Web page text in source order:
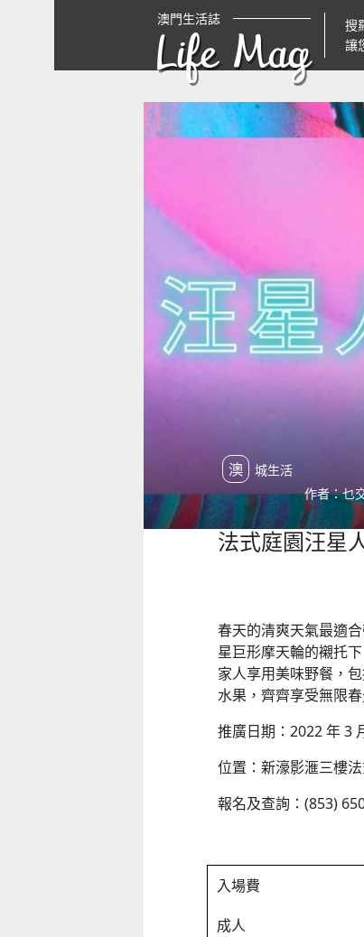
澳門生活誌
Life Mag
搜
讓
澳城生活
作者：乜
法式庭園汪星
春天的清爽天氣最適
星巨形摩天輪的襯托
家人享用美味野餐，
水果，齊齊享受無限春
推廣日期：2022 年 3
位置：新濠影滙三樓
報名及查詢：(853)
入場費
成人